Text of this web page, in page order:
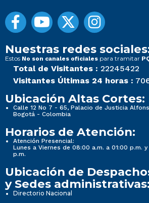
Nuestras redes
Estos No son canales oficiales para tramitar
Total de Visitantes : 22245422
Visitantes Últimas 24 horas :
Ubicación Altas Cortes:
Calle 12 No 7 - 65, Palacio de Justicia
Bogotá - Colombia
Horarios de Atención:
Atención Presencial:
Lunes a Viernes de 08:00 a.m. a 01:00 p.m.
p.m.
Ubicación de
y Sedes administrativas:
Directorio Nacional